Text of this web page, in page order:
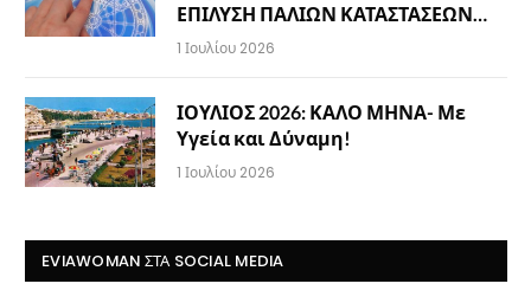
ΕΠΙΛΥΣΗ ΠΑΛΙΩΝ ΚΑΤΑΣΤΑΣΕΩΝ…
1 Ιουλίου 2026
ΙΟΥΛΙΟΣ 2026: ΚΑΛΟ ΜΗΝΑ- Με
Υγεία και Δύναμη!
1 Ιουλίου 2026
EVIAWOMAN ΣΤΑ SOCIAL MEDIA